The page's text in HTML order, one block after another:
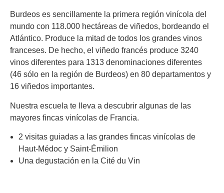
Burdeos es sencillamente la primera región vinícola del
mundo con 118.000 hectáreas de viñedos, bordeando el
Atlántico. Produce la mitad de todos los grandes vinos
franceses. De hecho, el viñedo francés produce 3240
vinos diferentes para 1313 denominaciones diferentes
(46 sólo en la región de Burdeos) en 80 departamentos y
16 viñedos importantes.
Nuestra escuela te lleva a descubrir algunas de las
mayores fincas vinícolas de Francia.
2 visitas guiadas a las grandes fincas vinícolas de
Haut-Médoc y Saint-Émilion
Una degustación en la Cité du Vin